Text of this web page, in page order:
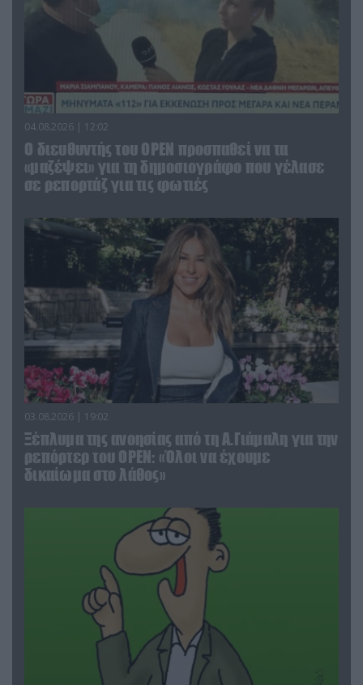
04.08.2026 | 12:02
O διευθυντής του OPEN προσπαθεί να τα
«μαζέψει» για τη δημοσιογράφο που γέλασε
σε ρεπορτάζ για τις φωτιές
03.08.2026 | 19:02
Ξέπλυμα της ανοησίας από τη Α.Γιάμαλη για την
ρεπόρτερ του ΟΡΕΝ: «Όλοι να έχουμε
δικαίωμα στο λάθος»